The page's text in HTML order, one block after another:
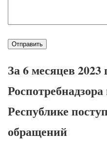
За 6 месяцев
Республике
обращений